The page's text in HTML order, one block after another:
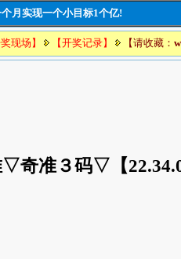
月实现一个小目标1个亿!
奖现场】 【开奖记录】 【请收藏：
▽奇准３码▽【